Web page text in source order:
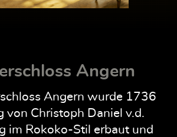
Angern
Angern wurde 1736
von Christoph Daniel v.d.
im Rokoko-Stil erbaut und